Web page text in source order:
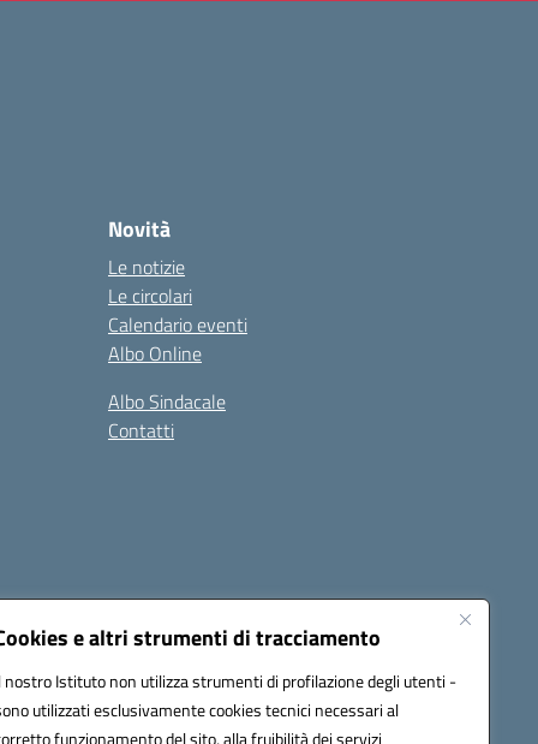
e altri strumenti di tracciamento
nostro Istituto non utilizza strumenti di profilazione degli utenti -
utilizzati esclusivamente cookies tecnici necessari al
funzionamento del sito, alla fruibilità dei servizi
Novità
Le notizie
Le circolari
Calendario eventi
Albo Online
Albo Sindacale
Contatti
ctic8bl002@pec.istruzione.it